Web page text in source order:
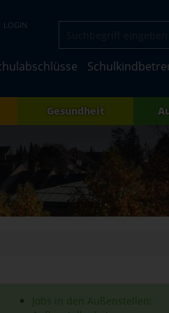
LOGIN
Gesundheit
Jobs in den Außenstellen: